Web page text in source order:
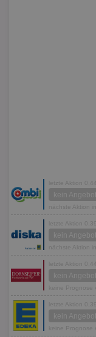
letzte Aktion
kein
nächste Aktion
letzte Aktion
kein
nächste Aktion
letzte Aktion
kein
keine Prognose
letzte Aktion
kein
keine Prognose